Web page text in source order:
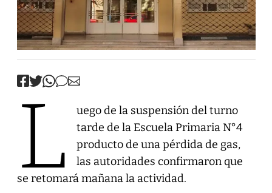
L
uego de la suspensión del turno
tarde de la Escuela Primaria N°4
producto de una pérdida de gas,
las autoridades confirmaron que
se retomará mañana la actividad.